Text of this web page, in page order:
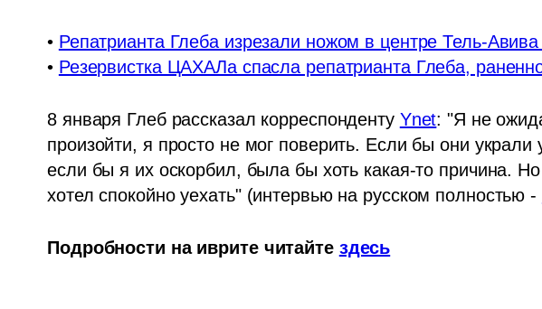
• Репатрианта Глеба изрезали ножом в центре Тель-
• Резервистка ЦАХАЛа спасла репатрианта Глеба,
8 января Глеб рассказал корреспонденту Ynet: "Я не
произойти, я просто не мог поверить. Если бы они
если бы я их оскорбил, была бы хоть какая-то причина.
хотел спокойно уехать" (интервью на русском полностью -
Подробности на иврите читайте здесь